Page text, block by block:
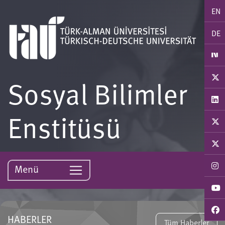
EN
DE
Sosyal Bilimler
Enstitüsü
Menü
HABERLER Tüm Haberler